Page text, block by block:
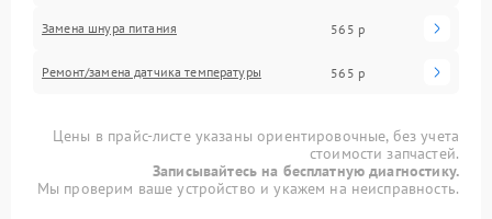
Замена шнура питания 565 р
Ремонт/замена датчика температуры 565 р
Цены в прайс-листе указаны ориентировочные, без учета
стоимости запчастей.
Записывайтесь на бесплатную диагностику.
Мы проверим ваше устройство и укажем на неисправность.